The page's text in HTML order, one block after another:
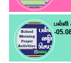
பள்ளி
-